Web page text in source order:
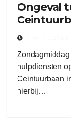
Ongeval
hulpdiensten
Ceintuurbaan
hierbij…